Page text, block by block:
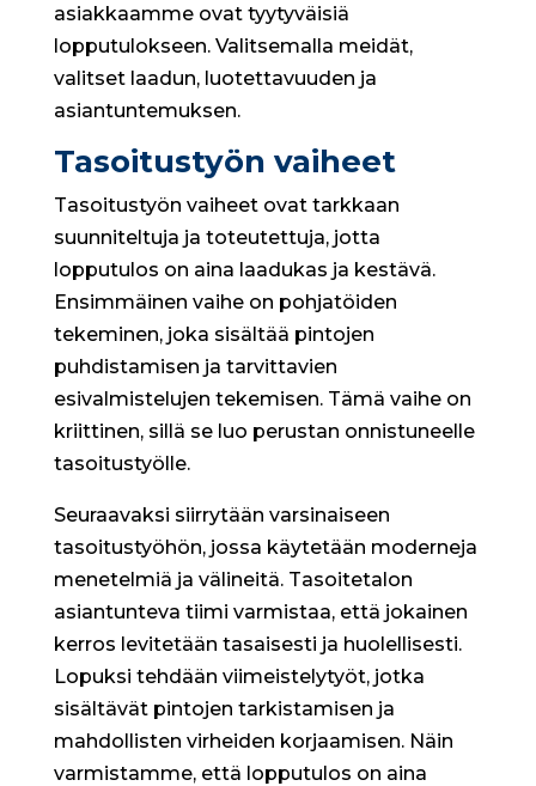
asiakkaamme ovat tyytyväisiä
lopputulokseen. Valitsemalla meidät,
valitset laadun, luotettavuuden ja
asiantuntemuksen.
Tasoitustyön vaiheet
Tasoitustyön vaiheet ovat tarkkaan
suunniteltuja ja toteutettuja, jotta
lopputulos on aina laadukas ja kestävä.
Ensimmäinen vaihe on pohjatöiden
tekeminen, joka sisältää pintojen
puhdistamisen ja tarvittavien
esivalmistelujen tekemisen. Tämä vaihe on
kriittinen, sillä se luo perustan onnistuneelle
tasoitustyölle.
Seuraavaksi siirrytään varsinaiseen
tasoitustyöhön, jossa käytetään moderneja
menetelmiä ja välineitä. Tasoitetalon
asiantunteva tiimi varmistaa, että jokainen
kerros levitetään tasaisesti ja huolellisesti.
Lopuksi tehdään viimeistelytyöt, jotka
sisältävät pintojen tarkistamisen ja
mahdollisten virheiden korjaamisen. Näin
varmistamme, että lopputulos on aina